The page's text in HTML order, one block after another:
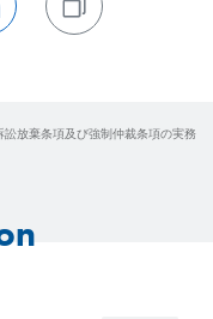
訟放棄条項及び強制仲裁条項の実務